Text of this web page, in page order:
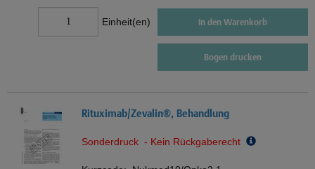
Einheit(en) In den Warenkorb
Bogen drucken
Rituximab/Zevalin®, Behandlung
Sonderdruck - Kein Rückgaberecht